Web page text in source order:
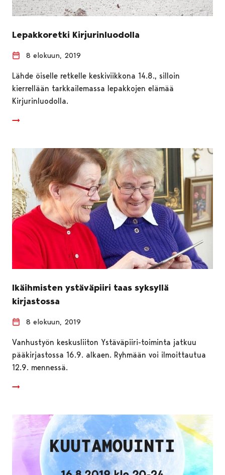
Lepakkoretki Kirjurinluodolla
8 elokuun, 2019
Lähde öiselle retkelle keskiviikkona 14.8., silloin
kierrellään tarkkailemassa lepakkojen elämää
Kirjurinluodolla.
Ikäihmisten ystäväpiiri taas syksyllä
kirjastossa
8 elokuun, 2019
Vanhustyön keskusliiton Ystäväpiiri-toiminta jatkuu
pääkirjastossa 16.9. alkaen. Ryhmään voi ilmoittautua
12.9. mennessä.